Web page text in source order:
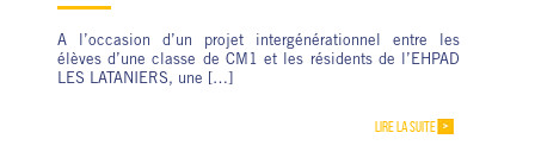
A l’occasion d’un projet intergénérationnel entre les
élèves d’une classe de CM1 et les résidents de l’EHPAD
LES LATANIERS, une […]
LIRE LA SUITE